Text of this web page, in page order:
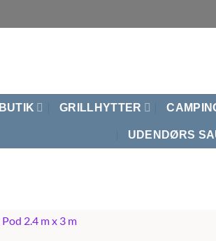
BUTIK GRILLHYTTER
UDENDØRS